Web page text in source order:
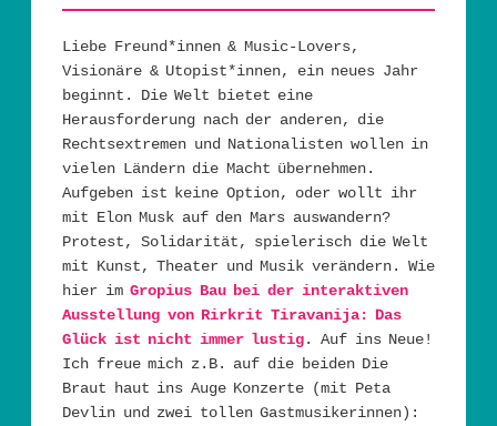
Liebe Freund*innen & Music-Lovers,
Visionäre & Utopist*innen, ein neues Jahr
beginnt. Die Welt bietet eine
Herausforderung nach der anderen, die
Rechtsextremen und Nationalisten wollen in
vielen Ländern die Macht übernehmen.
Aufgeben ist keine Option, oder wollt ihr
mit Elon Musk auf den Mars auswandern?
Protest, Solidarität, spielerisch die Welt
mit Kunst, Theater und Musik verändern. Wie
hier imGropius Bau bei der interaktiven
Ausstellung von Rirkrit Tiravanija: Das
Glück ist nicht immer lustig. Auf ins Neue!
Ich freue mich z.B. auf die beiden Die
Braut haut ins Auge Konzerte (mit Peta
Devlin und zwei tollen Gastmusikerinnen):